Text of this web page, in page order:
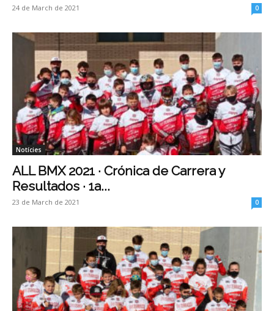
24 de March de 2021 0
Notícies
ALL BMX 2021 · Crónica de Carrera y
Resultados · 1a...
23 de March de 2021 0